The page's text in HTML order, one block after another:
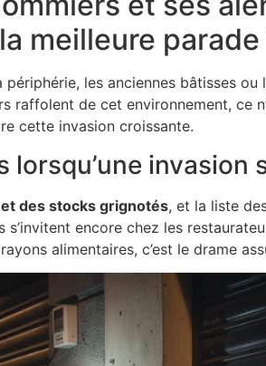
meilleure parade
les anciennes bâtisses
raffolent de cet environnement, ce
cette invasion croissante.
lorsqu’une invasion
des stocks grignotés, et la liste
encore chez les
alimentaires, c’est le drame